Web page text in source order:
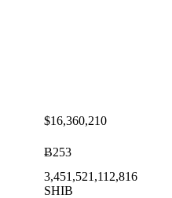
$16,360,210
Ƀ253
3,451,521,112,816
SHIB